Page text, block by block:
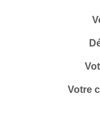
Votre